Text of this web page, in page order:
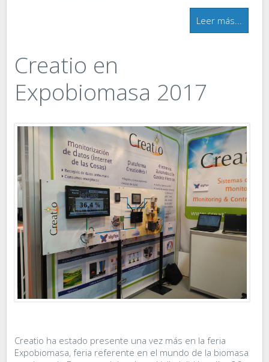
Leer más...
Creatio en
Expobiomasa 2017
Creatio ha estado presente una vez más en la feria
Expobiomasa, feria referente en el mundo de la biomasa